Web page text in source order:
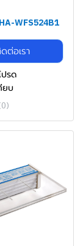
WFS524B1
ต่อเรา
ปรด
ยบ